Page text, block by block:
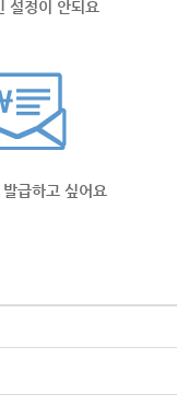
설정이 안되요
급하고 싶어요